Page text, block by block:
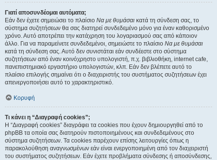
Γιατί αποσυνδέομαι αυτόματα;
Εάν δεν έχετε σημειώσει το πλαίσιο Να με θυμάσαι κατά τη σύνδεση σας, το
σύστημα συζητήσεων θα σας διατηρεί συνδεδεμένο μόνο για έναν καθορισμένο
χρόνο. Αυτό αποτρέπει την κατάχρηση του λογαριασμού σας από κάποιον
άλλο. Για να παραμείνετε συνδεδεμένοι, σημειώστε το πλαίσιο Να με θυμάσαι
κατά τη σύνδεση σας. Αυτό δεν συνιστάται εάν συνδέεστε στο σύστημα
συζητήσεων από έναν κοινόχρηστο υπολογιστή, π.χ. βιβλιοθήκη, internet cafe,
πανεπιστημιακό εργαστήριο υπολογιστών, κλπ. Εάν δεν βλέπετε αυτό το
πλαίσιο επιλογής σημαίνει ότι ο διαχειριστής του συστήματος συζητήσεων έχει
απενεργοποιήσει αυτό το χαρακτηριστικό.
Κορυφή
Τι κάνει η “Διαγραφή cookies”;
Η “Διαγραφή cookies” διαγράφει τα cookies που έχουν δημιουργηθεί από το
phpBB τα οποία σας διατηρούν πιστοποιημένους και συνδεδεμένους στο
σύστημα συζητήσεων. Τα cookies παρέχουν επίσης λειτουργίες όπως η
παρακολούθηση αναγνωσμένων εάν είναι ενεργοποιημένη από τον διαχειριστή
του συστήματος συζητήσεων. Εάν έχετε προβλήματα σύνδεσης ή αποσύνδεσης,